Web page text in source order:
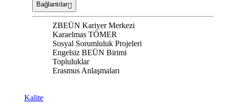
Bağlantılar
ZBEÜN Kariyer Merkezi
Karaelmas TÖMER
Sosyal Sorumluluk Projeleri
Engelsiz BEÜN Birimi
Topluluklar
Erasmus Anlaşmaları
Kalite